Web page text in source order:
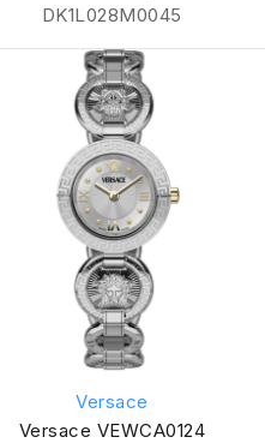
DK1L028M0045
Versace
Versace VEWCA0124